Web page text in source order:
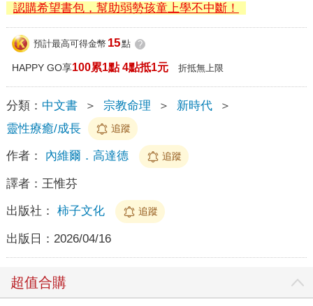
認購希望書包，幫助弱勢孩童上學不中斷！
預計最高可得金幣 15點 ?
HAPPY GO享100累1點 4點抵1元 折抵無上限
分類： 中文書 ＞ 宗教命理 ＞ 新時代
＞
靈性療癒/成長
追蹤
作者： 內維爾．高達德 追蹤
譯者： 王惟芬
出版社： 柿子文化 追蹤
出版日： 2026/04/16
超值合購